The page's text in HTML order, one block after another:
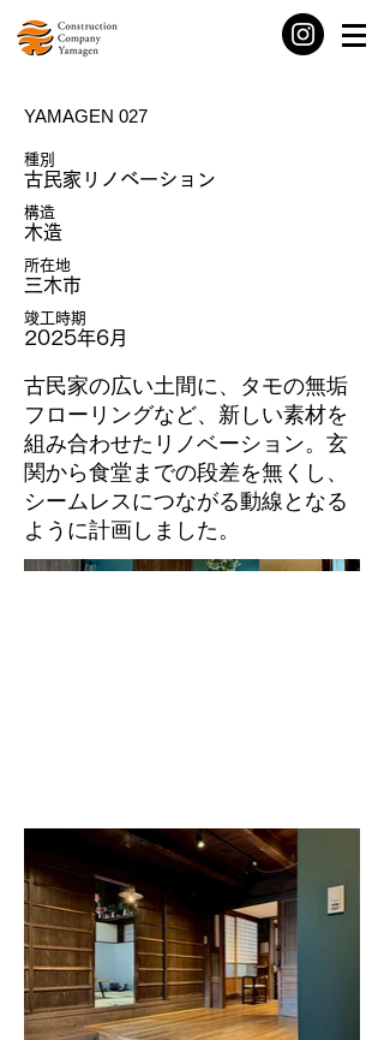
YAMAGEN 027
種別
古民家リノベーション
構造
木造
所在地
三木市
竣工時期
2025年6月
古民家の広い土間に、タモの無垢
フローリングなど、新しい素材を
組み合わせたリノベーション。玄
関から食堂までの段差を無くし、
シームレスにつながる動線となる
ように計画しました。